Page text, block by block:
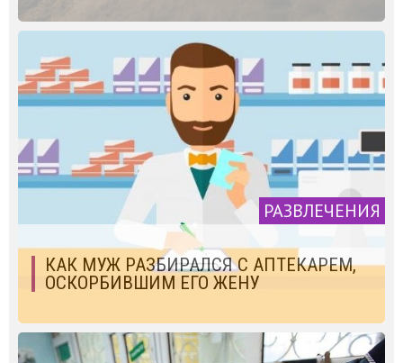
РАЗВЛЕЧЕНИЯ
КАК МУЖ РАЗБИРАЛСЯ С АПТЕКАРЕМ,
ОСКОРБИВШИМ ЕГО ЖЕНУ